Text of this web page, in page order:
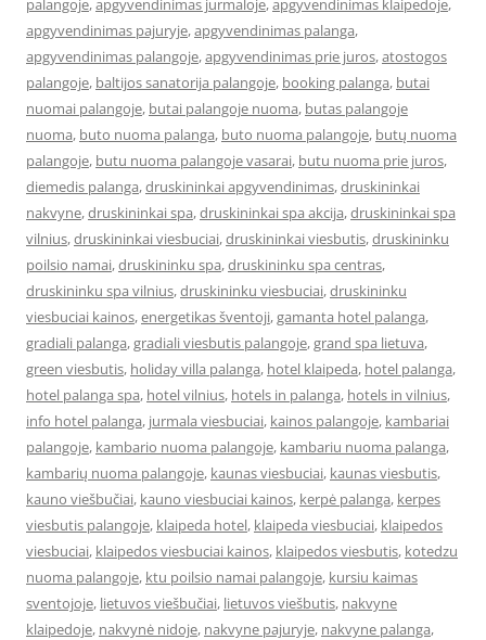
palangoje,apgyvendinimas jurmaloje,apgyvendinimas klaipedoje,
apgyvendinimas pajuryje,apgyvendinimas palanga,
apgyvendinimas palangoje,apgyvendinimas prie juros,atostogos
palangoje, baltijos sanatorija palangoje, booking palanga, butai
nuomai palangoje, butai palangoje nuoma, butas palangoje
nuoma, buto nuoma palanga, buto nuoma palangoje, butų nuoma
palangoje, butu nuoma palangoje vasarai, butu nuoma prie juros,
diemedis palanga,druskininkai apgyvendinimas,druskininkai
nakvyne,druskininkai spa,druskininkai spa akcija,druskininkai spa
vilnius,druskininkai viesbuciai,druskininkai viesbutis,druskininku
poilsio namai,druskininku spa,druskininku spa centras,
druskininku spa vilnius,druskininku viesbuciai,druskininku
viesbuciai kainos,energetikas šventoji,gamanta hotel palanga,
gradiali palanga,gradiali viesbutis palangoje,grand spa lietuva,
green viesbutis, holiday villa palanga, hotel klaipeda, hotel palanga,
hotel palanga spa, hotel vilnius, hotels in palanga, hotels in vilnius,
info hotel palanga, jurmala viesbuciai, kainos palangoje, kambariai
palangoje, kambario nuoma palangoje, kambariu nuoma palanga,
kambarių nuoma palangoje, kaunas viesbuciai, kaunas viesbutis,
kauno viešbučiai, kauno viesbuciai kainos, kerpė palanga, kerpes
viesbutis palangoje, klaipeda hotel, klaipeda viesbuciai, klaipedos
viesbuciai, klaipedos viesbuciai kainos, klaipedos viesbutis, kotedzu
nuoma palangoje, ktu poilsio namai palangoje, kursiu kaimas
sventojoje, lietuvos viešbučiai, lietuvos viešbutis, nakvyne
klaipedoje, nakvynė nidoje, nakvyne pajuryje, nakvyne palanga,